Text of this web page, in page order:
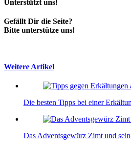
Unterstützt uns!
Gefällt Dir die Seite?
Bitte unterstütze uns!
Weitere Artikel
Die besten Tipps bei einer
Das Adventsgewürz Zimt und